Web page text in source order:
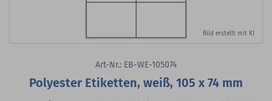
Bild erstellt mit KI
Art-Nr.: EB-WE-105074
Polyester Etiketten, weiß, 105 x 74 mm